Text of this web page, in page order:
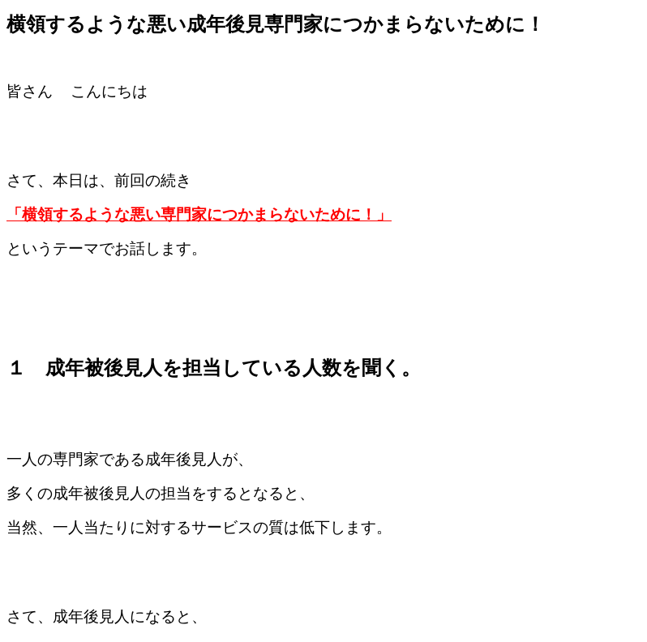
横領するような悪い成年後見専門家につかまらないために！
皆さん こんにちは
さて、本日は、前回の続き
「横領するような悪い専門家につかまらないために！」
というテーマでお話します。
１ 成年被後見人を担当している人数を聞く。
一人の専門家である成年後見人が、
多くの成年被後見人の担当をするとなると、
当然、一人当たりに対するサービスの質は低下します。
さて、成年後見人になると、